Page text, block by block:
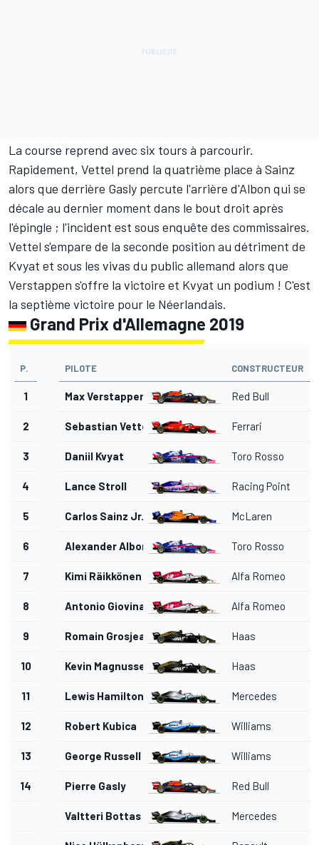
La course reprend avec six tours à parcourir.
Rapidement, Vettel prend la quatrième place à Sainz
alors que derrière Gasly percute l'arrière d'Albon qui se
décale au dernier moment dans le bout droit après
l'épingle ; l'incident est sous enquête des commissaires.
Vettel s'empare de la seconde position au détriment de
Kvyat et sous les vivas du public allemand alors que
Verstappen s'offre la victoire et Kvyat un podium ! C'est
la septième victoire pour le Néerlandais.
Grand Prix d'Allemagne 2019
P. PILOTE CONSTRUCTEUR
1 Max Verstappen Red Bull
2 Sebastian Vettel Ferrari
3 Daniil Kvyat Toro Rosso
4 Lance Stroll Racing Point
5 Carlos Sainz Jr. McLaren
6 Alexander Albon Toro Rosso
7 Kimi Räikkönen Alfa Romeo
8 Antonio Giovinazzi Alfa Romeo
9 Romain Grosjean Haas
10 Kevin Magnussen Haas
11 Lewis Hamilton Mercedes
12 Robert Kubica Williams
13 George Russell Williams
14 Pierre Gasly Red Bull
Valtteri Bottas Mercedes